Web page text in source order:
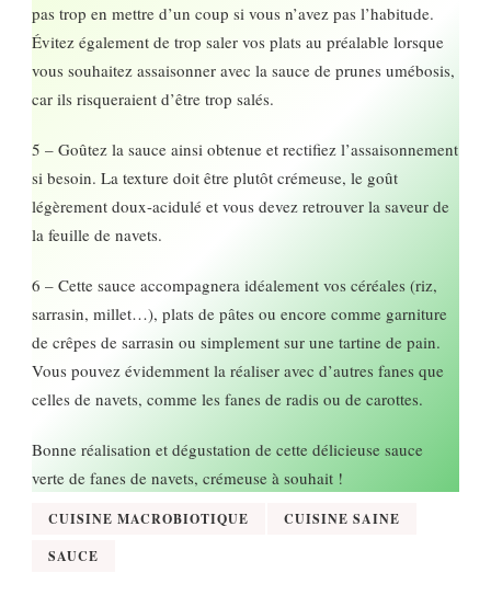
pas trop en mettre d’un coup si vous n’avez pas l’habitude.
Évitez également de trop saler vos plats au préalable lorsque
vous souhaitez assaisonner avec la sauce de prunes umébosis,
car ils risqueraient d’être trop salés.
5 – Goûtez la sauce ainsi obtenue et rectifiez l’assaisonnement
si besoin. La texture doit être plutôt crémeuse, le goût
légèrement doux-acidulé et vous devez retrouver la saveur de
la feuille de navets.
6 – Cette sauce accompagnera idéalement vos céréales (riz,
sarrasin, millet…), plats de pâtes ou encore comme garniture
de crêpes de sarrasin ou simplement sur une tartine de pain.
Vous pouvez évidemment la réaliser avec d’autres fanes que
celles de navets, comme les fanes de radis ou de carottes.
Bonne réalisation et dégustation de cette délicieuse sauce
verte de fanes de navets, crémeuse à souhait !
CUISINE MACROBIOTIQUE
CUISINE SAINE
SAUCE